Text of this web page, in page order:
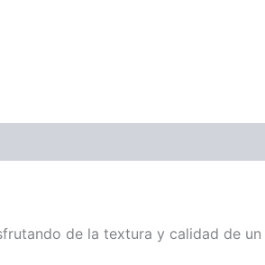
de la textura y calidad de